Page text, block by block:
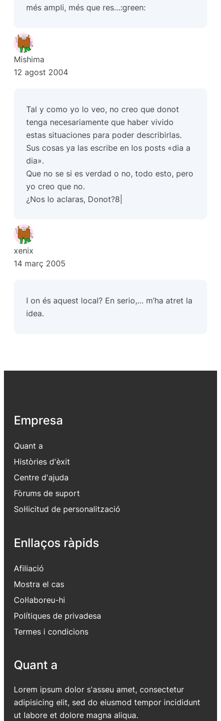
més ampli, més que res…:green:
Mishima
12 agost 2004
Tal y como yo lo veo, no creo que donot
tenga necesariamente que haber vivido
estas situaciones para poder describirlas.
Sus cosas ya las escribe en los posts «dia a
dia».
Que no se si es verdad o no, todo esto, pero
yo creo que no.
¿Nos lo aclaras, Donot?8|
xenix
14 març 2005
I on és aquest local? En serio,… m’ha atret la
idea.
Empresa
Quant a
Històries d'èxit
Centre d'ajuda
Fòrums de suport
Sol·licitud de personalització
Enllaços ràpids
Afiliació
Mostra el cas
Col·laboreu-hi
Polítiques de privadesa
Termes i condicions
Quant a
Lorem ipsum dolor s'asseu amet, consectetur
adipisicing elit, sed do eiusmod tempor incididunt
ut labore et dolore magna aliqua.